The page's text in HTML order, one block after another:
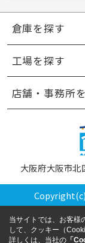
倉庫を探す
工場を探す
店舗・事務所
大阪府大阪市
当サイトでは、お客様
して、クッキー（
詳しくは、当社の 「